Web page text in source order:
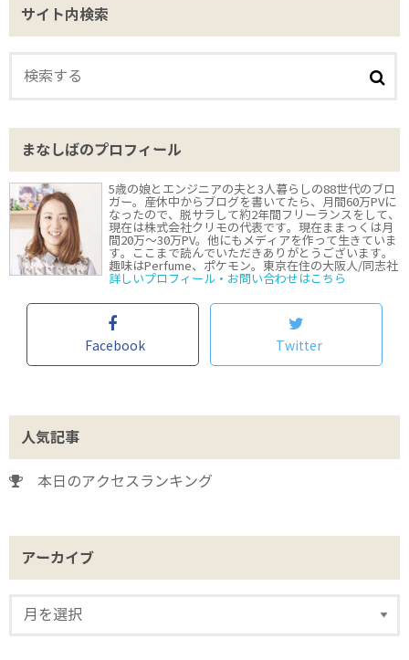
サイト内検索
まなしばのプロフィール
5歳の娘とエンジニアの夫と3人暮らしの88世代のブロ
ガー。産休中からブログを書いてたら、月間60万PVに
なったので、脱サラして約2年間フリーランスをして、
現在は株式会社クリモの代表です。現在ままっくは月
間20万〜30万PV。他にもメディアを作って生きていま
す。ここまで読んでいただきありがとうございます。
趣味はPerfume、ポケモン。東京在住の大阪人/同志社
詳しいプロフィール・お問い合わせはこちら
Facebook Twitter
人気記事
本日のアクセスランキング
アーカイブ